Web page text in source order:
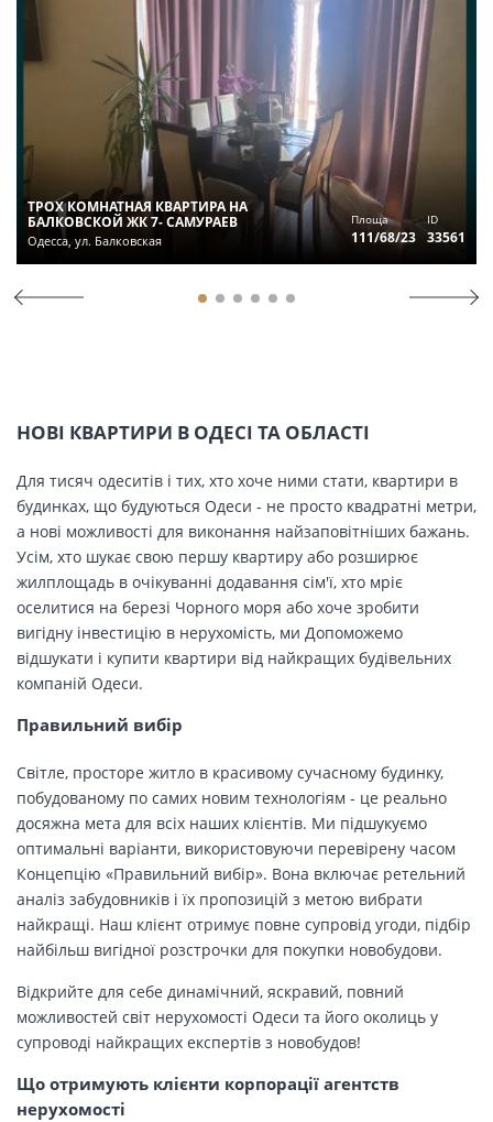
ТРОХ КОМНАТНАЯ КВАРТИРА НА
БАЛКОВСКОЙ ЖК 7- САМУРАЕВ
Одесса, ул. Балковская
Площа
111/68/23
ID
33561
НОВІ КВАРТИРИ В ОДЕСІ ТА ОБЛАСТІ
Для тисяч одеситів і тих, хто хоче ними стати, квартири в
будинках, що будуються Одеси - не просто квадратні метри,
а нові можливості для виконання найзаповітніших бажань.
Усім, хто шукає свою першу квартиру або розширює
жилплощадь в очікуванні додавання сім'ї, хто мріє
оселитися на березі Чорного моря або хоче зробити
вигідну інвестицію в нерухомість, ми Допоможемо
відшукати і купити квартири від найкращих будівельних
компаній Одеси.
Правильний вибір
Світле, просторе житло в красивому сучасному будинку,
побудованому по самих новим технологіям - це реально
досяжна мета для всіх наших клієнтів. Ми підшукуємо
оптимальні варіанти, використовуючи перевірену часом
Концепцію «Правильний вибір». Вона включає ретельний
аналіз забудовників і їх пропозицій з метою вибрати
найкращі. Наш клієнт отримує повне супровід угоди, підбір
найбільш вигідної розстрочки для покупки новобудови.
Відкрийте для себе динамічний, яскравий, повний
можливостей світ нерухомості Одеси та його околиць у
супроводі найкращих експертів з новобудов!
Що отримують клієнти корпорації агентств
нерухомості